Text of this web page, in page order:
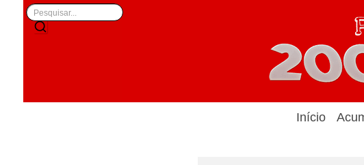
Início